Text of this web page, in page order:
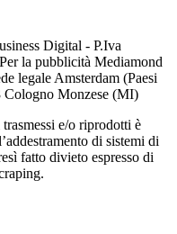
Digital - P.Iva
la pubblicità Mediamond
legale Amsterdam (Paesi
Monzese (MI)
e/o riprodotti è
di sistemi di
fatto divieto espresso di